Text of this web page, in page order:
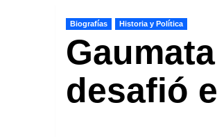
Biografías Historia y Política
desafió